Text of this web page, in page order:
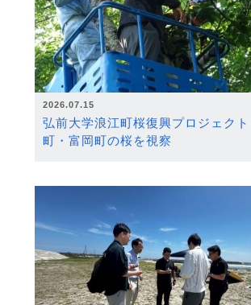
2026.07.15
弘前大学浪江町桜復興プロジェク
町・富岡町の桜を視察